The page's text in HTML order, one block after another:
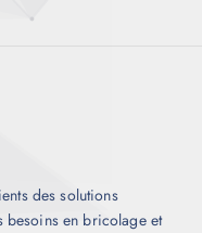
des solutions
besoins en bricolage et